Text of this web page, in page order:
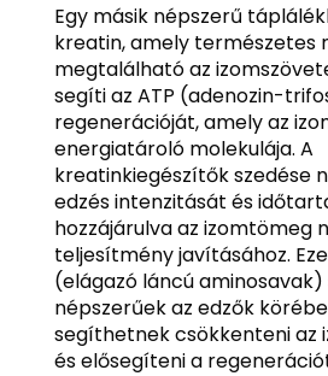
Egy másik népszerű
kreatin, amely természetes
megtalálható az
segíti az ATP (adenozin-
regenerációját, amely az
energiatároló molekulája. A
kreatinkiegészítők szedése
edzés intenzitását és
hozzájárulva az izomtömeg
teljesítmény javításához.
(elágazó láncú aminosavak)
népszerűek az edzők
segíthetnek csökkenteni az
és elősegíteni a